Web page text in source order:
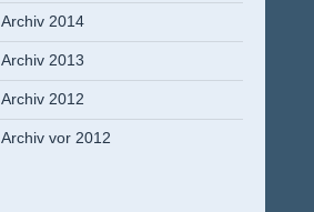
Archiv 2014
Archiv 2013
Archiv 2012
Archiv vor 2012